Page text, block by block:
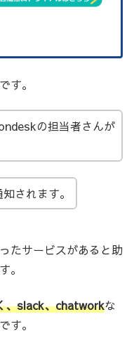
す。
の担当者さんが
されます。
たサービスがあると助
。
、slack、chatworkな
す。